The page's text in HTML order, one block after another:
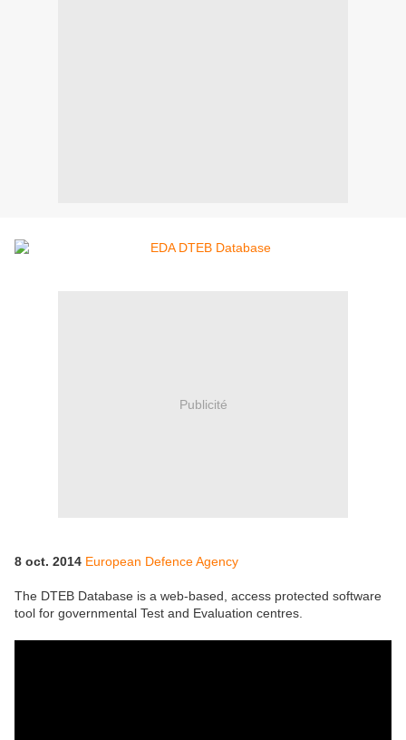
Publicité
8 oct. 2014 European Defence Agency
The DTEB Database is a web-based, access protected software
tool for governmental Test and Evaluation centres.